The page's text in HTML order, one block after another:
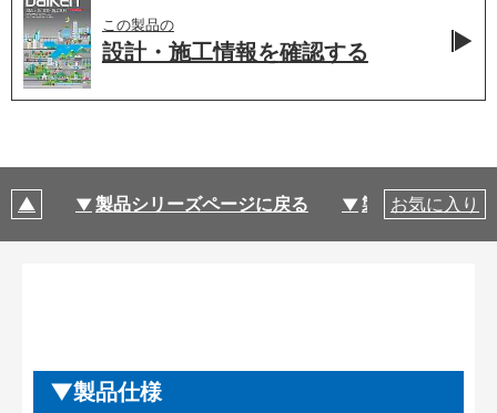
この製品の
設計・施工情報を確認する
製品シリーズページに戻る 製品仕様
お気に入り
製品仕様